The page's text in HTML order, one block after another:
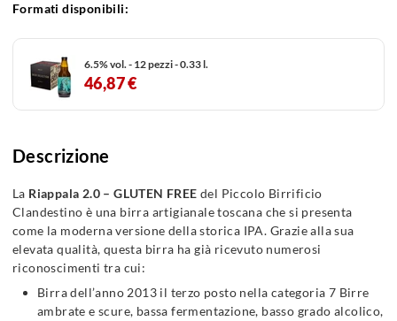
Formati disponibili:
6.5% vol. - 12 pezzi - 0.33 l.
46,87 €
Descrizione
La Riappala 2.0 – GLUTEN FREE del Piccolo Birrificio
Clandestino è una birra artigianale toscana che si presenta
come la moderna versione della storica IPA. Grazie alla sua
elevata qualità, questa birra ha già ricevuto numerosi
riconoscimenti tra cui:
Birra dell’anno 2013 il terzo posto nella categoria 7 Birre
ambrate e scure, bassa fermentazione, basso grado alcolico,